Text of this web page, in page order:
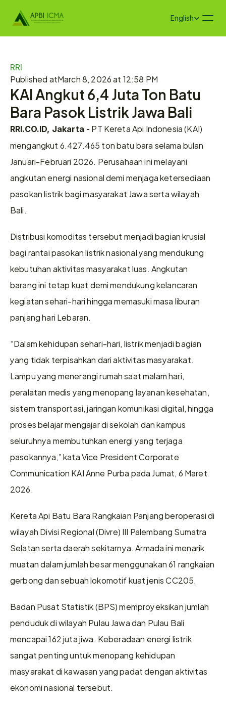
Select Language
English
RRI
Published atMarch 8, 2026 at 12:58 PM
KAI Angkut 6,4 Juta Ton Batu
Bara Pasok Listrik Jawa Bali
RRI.CO.ID, Jakarta - PT Kereta Api Indonesia (KAI)
mengangkut 6.427.465 ton batu bara selama bulan
Januari-Februari 2026. Perusahaan ini melayani
angkutan energi nasional demi menjaga ketersediaan
pasokan listrik bagi masyarakat Jawa serta wilayah
Bali.
Distribusi komoditas tersebut menjadi bagian krusial
bagi rantai pasokan listrik nasional yang mendukung
kebutuhan aktivitas masyarakat luas. Angkutan
barang ini tetap kuat demi mendukung kelancaran
kegiatan sehari-hari hingga memasuki masa liburan
panjang hari Lebaran.
“Dalam kehidupan sehari-hari, listrik menjadi bagian
yang tidak terpisahkan dari aktivitas masyarakat.
Lampu yang menerangi rumah saat malam hari,
peralatan medis yang menopang layanan kesehatan,
sistem transportasi, jaringan komunikasi digital, hingga
proses belajar mengajar di sekolah dan kampus
seluruhnya membutuhkan energi yang terjaga
pasokannya,” kata Vice President Corporate
Communication KAI Anne Purba pada Jumat, 6 Maret
2026.
Kereta Api Batu Bara Rangkaian Panjang beroperasi di
wilayah Divisi Regional (Divre) III Palembang Sumatra
Selatan serta daerah sekitarnya. Armada ini menarik
muatan dalam jumlah besar menggunakan 61 rangkaian
gerbong dan sebuah lokomotif kuat jenis CC205.
Badan Pusat Statistik (BPS) memproyeksikan jumlah
penduduk di wilayah Pulau Jawa dan Pulau Bali
mencapai 162 juta jiwa. Keberadaan energi listrik
sangat penting untuk menopang kehidupan
masyarakat di kawasan yang padat dengan aktivitas
ekonomi nasional tersebut.